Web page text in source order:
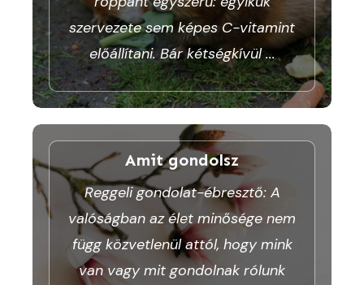
szervezete sem képes C-vitamint
előállítani. Bár kétségkívül...
Amit gondolsz
Reggeli gondolat-ébresztő: A
valóságban az élet minősége nem
függ közvetlenül attól, hogy mink
van vagy mit gondolnak rólunk